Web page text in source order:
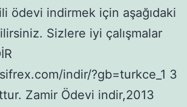
ödevi indirmek için aşağıdaki
Sizlere iyi çalışmalar
indir/?gb=turkce_1 3
Zamir Ödevi indir,2013